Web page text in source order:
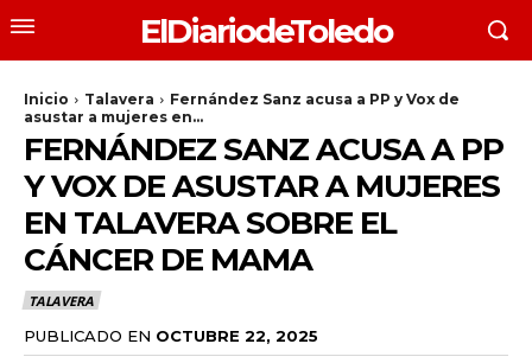
ElDiariodeToledo
Inicio Talavera
Fernández Sanz acusa a PP y Vox de
asustar a mujeres en...
FERNÁNDEZ SANZ ACUSA A PP
Y VOX DE ASUSTAR A MUJERES
EN TALAVERA SOBRE EL
CÁNCER DE MAMA
TALAVERA
PUBLICADO EN OCTUBRE 22, 2025